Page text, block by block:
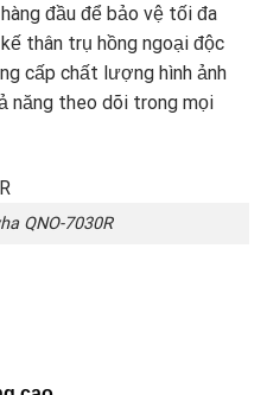
đầu để bảo vệ tối đa
thân trụ hồng ngoại độc
cấp chất lượng hình ảnh
năng theo dõi trong mọi
QNO-7030R